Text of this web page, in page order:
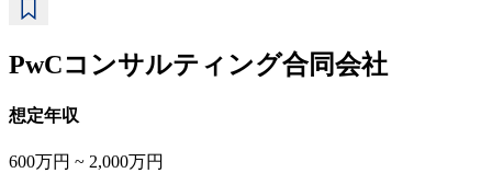
PwCコンサルティング合同会社
想定年収
600万円 ~ 2,000万円